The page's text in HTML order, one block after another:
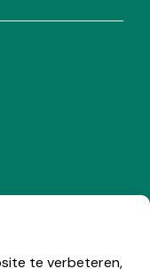
te verbeteren,